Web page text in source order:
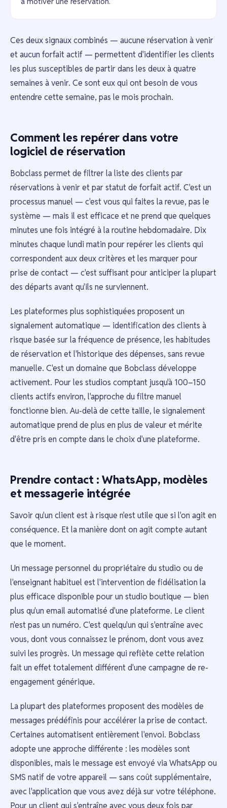
Ces deux signaux combinés — aucune réservation à venir
et aucun forfait actif — permettent d'identifier les clients
les plus susceptibles de partir dans les deux à quatre
semaines à venir. Ce sont eux qui ont besoin de vous
entendre cette semaine, pas le mois prochain.
Comment les repérer dans votre
logiciel de réservation
Bobclass permet de filtrer la liste des clients par
réservations à venir et par statut de forfait actif. C'est un
processus manuel — c'est vous qui faites la revue, pas le
système — mais il est efficace et ne prend que quelques
minutes une fois intégré à la routine hebdomadaire. Dix
minutes chaque lundi matin pour repérer les clients qui
correspondent aux deux critères et les marquer pour
prise de contact — c'est suffisant pour anticiper la plupart
des départs avant qu'ils ne surviennent.
Les plateformes plus sophistiquées proposent un
signalement automatique — identification des clients à
risque basée sur la fréquence de présence, les habitudes
de réservation et l'historique des dépenses, sans revue
manuelle. C'est un domaine que Bobclass développe
activement. Pour les studios comptant jusqu'à 100–150
clients actifs environ, l'approche du filtre manuel
fonctionne bien. Au-delà de cette taille, le signalement
automatique prend de plus en plus de valeur et mérite
d'être pris en compte dans le choix d'une plateforme.
Prendre contact : WhatsApp, modèles
et messagerie intégrée
Savoir qu'un client est à risque n'est utile que si l'on agit en
conséquence. Et la manière dont on agit compte autant
que le moment.
Un message personnel du propriétaire du studio ou de
l'enseignant habituel est l'intervention de fidélisation la
plus efficace disponible pour un studio boutique — bien
plus qu'un email automatisé d'une plateforme. Le client
n'est pas un numéro. C'est quelqu'un qui s'entraîne avec
vous, dont vous connaissez le prénom, dont vous avez
suivi les progrès. Un message qui reflète cette relation
fait un effet totalement différent d'une campagne de re-
engagement générique.
La plupart des plateformes proposent des modèles de
messages prédéfinis pour accélérer la prise de contact.
Certaines automatisent entièrement l'envoi. Bobclass
adopte une approche différente : les modèles sont
disponibles, mais le message est envoyé via WhatsApp ou
SMS natif de votre appareil — sans coût supplémentaire,
avec l'application que vous avez déjà sur votre téléphone.
Pour un client qui s'entraîne avec vous deux fois par